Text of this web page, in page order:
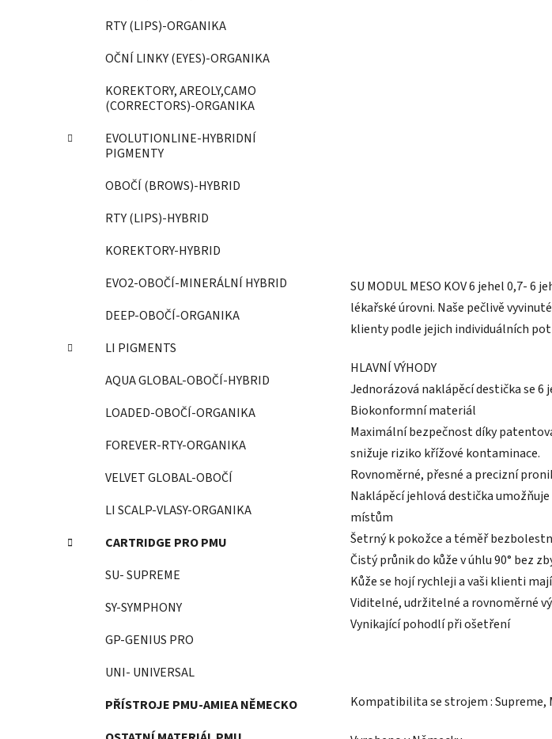
RTY (LIPS)-ORGANIKA
OČNÍ LINKY (EYES)-ORGANIKA
KOREKTORY, AREOLY,CAMO
(CORRECTORS)-ORGANIKA
EVOLUTIONLINE-HYBRIDNÍ
PIGMENTY
OBOČÍ (BROWS)-HYBRID
RTY (LIPS)-HYBRID
KOREKTORY-HYBRID
EVO2-OBOČÍ-MINERÁLNÍ HYBRID
DEEP-OBOČÍ-ORGANIKA
LI PIGMENTS
AQUA GLOBAL-OBOČÍ-HYBRID
LOADED-OBOČÍ-ORGANIKA
FOREVER-RTY-ORGANIKA
VELVET GLOBAL-OBOČÍ
LI SCALP-VLASY-ORGANIKA
CARTRIDGE PRO PMU
SU- SUPREME
SY-SYMPHONY
GP-GENIUS PRO
UNI- UNIVERSAL
PŘÍSTROJE PMU-AMIEA NĚMECKO
SU MODUL MESO KOV 6 jehel 0,7-
lékařské úrovni. Naše pečlivě
klienty podle jejich individuálních
HLAVNÍ VÝHODY
Jednorázová naklápěcí destička se
Biokonformní materiál
Maximální bezpečnost díky
snižuje riziko křížové kontaminace.
Rovnoměrné, přesné a precizní
Naklápěcí jehlová destička
místům
Šetrný k pokožce a téměř
Čistý průnik do kůže v úhlu 90° bez
Kůže se hojí rychleji a vaši klienti
Viditelné, udržitelné a rovnoměrné
Vynikající pohodlí při ošetření
Kompatibilita se strojem : Supreme,